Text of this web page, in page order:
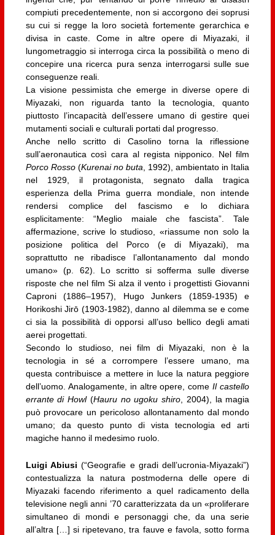
compiuti precedentemente, non si accorgono dei soprusi
su cui si regge la loro società fortemente gerarchica e
divisa in caste. Come in altre opere di Miyazaki, il
lungometraggio si interroga circa la possibilità o meno di
concepire una ricerca pura senza interrogarsi sulle sue
conseguenze reali.
La visione pessimista che emerge in diverse opere di
Miyazaki, non riguarda tanto la tecnologia, quanto
piuttosto l’incapacità dell’essere umano di gestire quei
mutamenti sociali e culturali portati dal progresso.
Anche nello scritto di Casolino torna la riflessione
sull’aeronautica così cara al regista nipponico. Nel film
Porco Rosso(Kurenai no buta, 1992), ambientato in Italia
nel 1929, il protagonista, segnato dalla tragica
esperienza della Prima guerra mondiale, non intende
rendersi complice del fascismo e lo dichiara
esplicitamente: “Meglio maiale che fascista”. Tale
affermazione, scrive lo studioso, «riassume non solo la
posizione politica del Porco (e di Miyazaki), ma
soprattutto ne ribadisce l’allontanamento dal mondo
umano» (p. 62). Lo scritto si sofferma sulle diverse
risposte che nel film Si alza il vento i progettisti Giovanni
Caproni (1886–1957), Hugo Junkers (1859-1935) e
Horikoshi Jirō (1903-1982), danno al dilemma se e come
ci sia la possibilità di opporsi all’uso bellico degli amati
aerei progettati.
Secondo lo studioso, nei film di Miyazaki, non è la
tecnologia in sé a corrompere l’essere umano, ma
questa contribuisce a mettere in luce la natura peggiore
dell’uomo. Analogamente, in altre opere, comeIl castello
errante di Howl(Hauru no ugoku shiro, 2004), la magia
può provocare un pericoloso allontanamento dal mondo
umano; da questo punto di vista tecnologia ed arti
magiche hanno il medesimo ruolo.
Luigi Abiusi (“Geografie e gradi dell’ucronia-Miyazaki”)
contestualizza la natura postmoderna delle opere di
Miyazaki facendo riferimento a quel radicamento della
televisione negli anni ’70 caratterizzata da un «proliferare
simultaneo di mondi e personaggi che, da una serie
all’altra […] si ripetevano, tra fauve e favola, sotto forma